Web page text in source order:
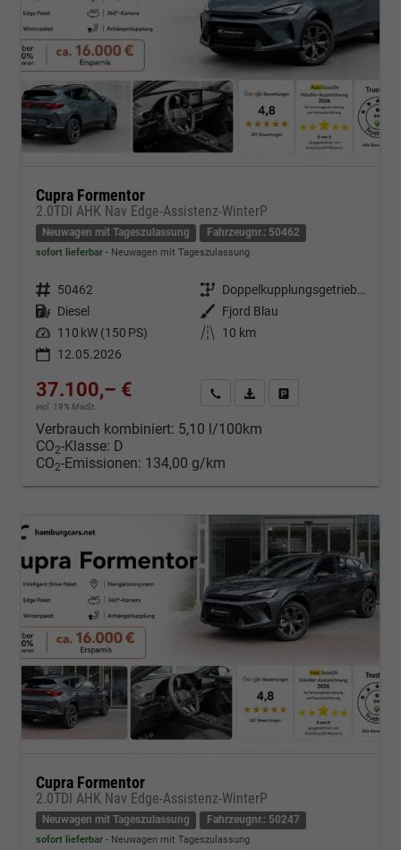
Cupra Formentor
2.0TDI AHK Nav Edge-Assistenz-WinterP
Neuwagen mit Tageszulassung Fahrzeugnr.: 50462
sofort lieferbar Neuwagen mit Tageszulassung
Fahrzeugnr. 50462 Getriebe
Doppelkupplungsgetriebe (DSG)
Kraftstoff Diesel Außenfarbe
Fjord Blau
Leistung 110 kW (150 PS) Kilometerstand
10 km
12.05.2026
37.100,– €
incl. 19% MwSt.
Kontakt & Angebot anfordern
PDF-Datei, Fahrzeugexposé
Verbrauch kombiniert: 5,10 l/100km
CO2-Klasse: D
CO2-Emissionen: 134,00 g/km
Cupra Formentor
2.0TDI AHK Nav Edge-Assistenz-WinterP
Neuwagen mit Tageszulassung Fahrzeugnr.: 50247
sofort lieferbar Neuwagen mit Tageszulassung